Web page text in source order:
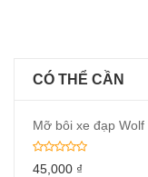
CÓ THỂ CẦN
Mỡ bôi xe đạp Wolf
45,000 ₫